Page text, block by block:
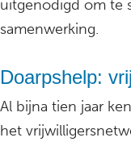
uitgenodigd om te
samenwerking.
Doarpshelp:
Al bijna tien jaar
het